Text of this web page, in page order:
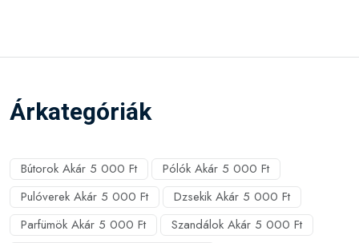
Árkategóriák
Bútorok Akár 5 000 Ft
Pólók Akár 5 000 Ft
Pulóverek Akár 5 000 Ft
Dzsekik Akár 5 000 Ft
Parfümök Akár 5 000 Ft
Szandálok Akár 5 000 Ft